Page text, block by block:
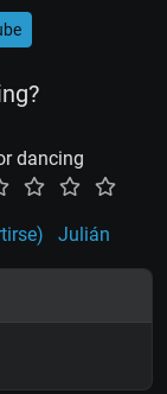
dancing
Julián